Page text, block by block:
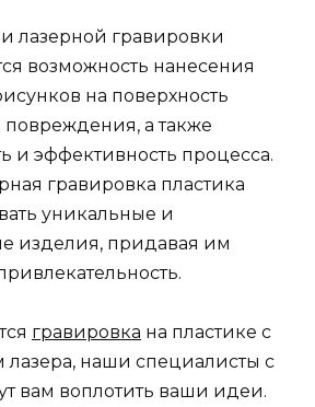
лазерной гравировки
возможность нанесения
на поверхность
повреждения, а также
и эффективность процесса.
гравировка пластика
уникальные и
изделия, придавая им
гравировка на пластике с
лазера, наши специалисты с
вам воплотить ваши идеи.